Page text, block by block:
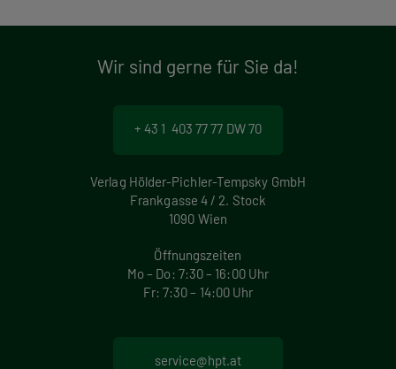
Wir sind gerne für Sie da!
+ 43 1 403 77 77 DW 70
Verlag Hölder-Pichler-Tempsky GmbH
Frankgasse 4 / 2. Stock
1090 Wien
Öffnungszeiten
Mo – Do: 7:30 – 16:00 Uhr
Fr: 7:30 – 14:00 Uhr
service@hpt.at